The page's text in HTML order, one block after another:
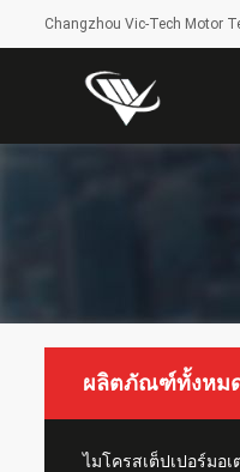
Changzhou Vic-Tech Motor
ผลิตภัณฑ์ทั้งหม
ไมโครสเต็ปเปอร์มอเ